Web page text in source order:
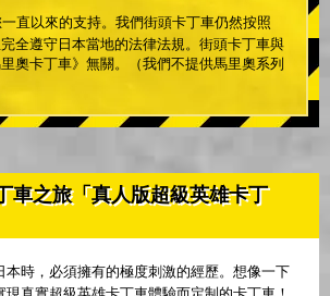
直以來的支持。我們街頭卡丁車仍然按照
全遵守日本當地的法律法規。街頭卡丁車與
奧卡丁車》無關。（我們不提供馬里奧系列
車之旅「真人版超級英雄卡丁
本時，必須擁有的極度刺激的經歷。想像一下